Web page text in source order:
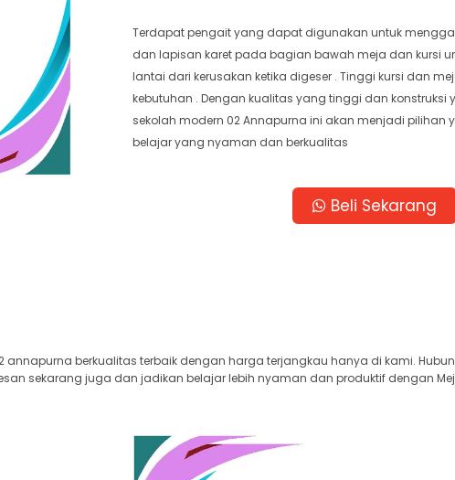
Terdapat pengait yang dapat digunakan untuk
dan lapisan karet pada bagian bawah meja dan kursi
lantai dari kerusakan ketika digeser . Tinggi kursi dan
kebutuhan . Dengan kualitas yang tinggi dan konstruksi
sekolah modern 02 Annapurna ini akan menjadi pilihan
belajar yang nyaman dan berkualitas
Beli Sekarang
annapurna berkualitas terbaik dengan harga terjangkau hanya di kami.
sekarang juga dan jadikan belajar lebih nyaman dan produktif dengan